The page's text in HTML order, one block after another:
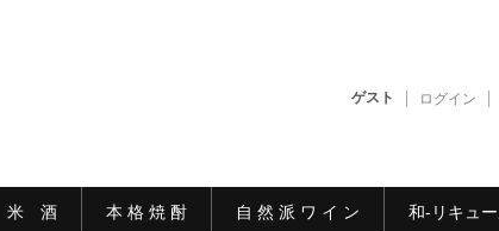
ゲスト ログイン
米 酒 本 格 焼 酎 自 然 派 ワ イ ン 和-リキュ